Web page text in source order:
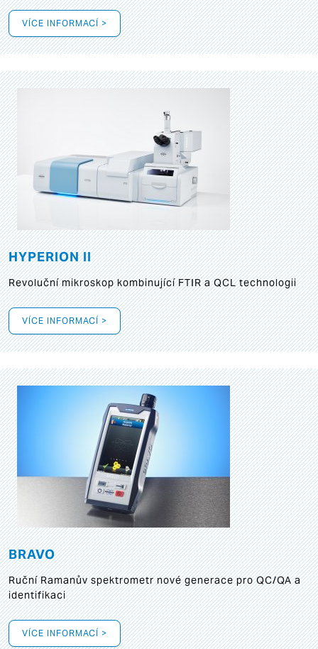
VÍCE INFORMACÍ >
HYPERION II
Revoluční mikroskop kombinující FTIR a QCL technologii
VÍCE INFORMACÍ >
BRAVO
Ruční Ramanův spektrometr nové generace pro QC/QA a
identifikaci
VÍCE INFORMACÍ >